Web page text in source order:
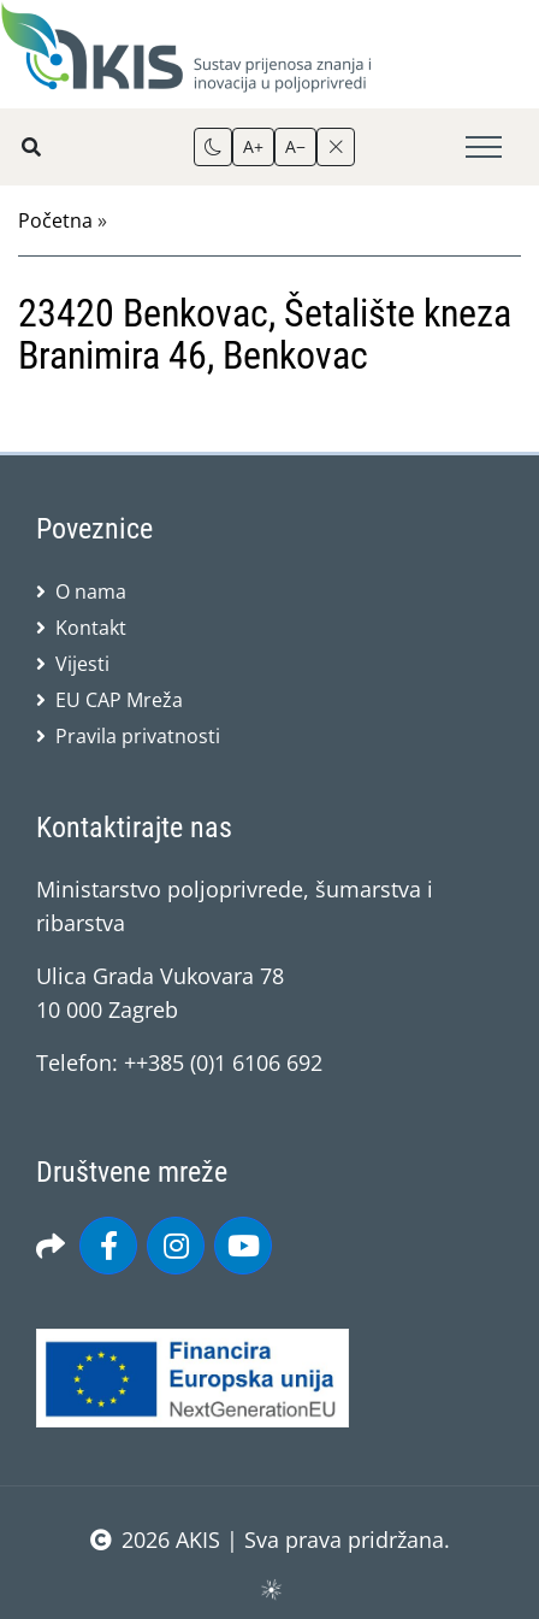
A+ A−
Početna »
23420 Benkovac, Šetalište kneza
Branimira 46, Benkovac
Poveznice
O nama
Kontakt
Vijesti
EU CAP Mreža
Pravila privatnosti
Kontaktirajte nas
Ministarstvo poljoprivrede, šumarstva i
ribarstva
Ulica Grada Vukovara 78
10 000 Zagreb
Telefon: ++385 (0)1 6106 692
Društvene mreže
2026 AKIS | Sva prava pridržana.